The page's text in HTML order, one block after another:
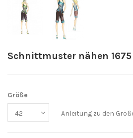
Schnittmuster nähen 1675
Größe
Anleitung zu den